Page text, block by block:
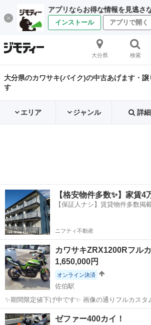
アプリならお得な情報を見逃さ
インストール アプリで開く
大分県 検索
大分県のカワサキ(バイク)の中古あげます・譲
す
エリア ジャンル 詳細
【格安物件多数✨】家賃4
【保証人ナシ】賃貸物件多数掲
ニフティ不動産
カワサキZRX1200Rフル
1,650,000円
オンライン決済
佐伯駅
✨期間限定値下げ中です✨ 画像の通りフルカスタ
にしました 年式相応の小キズは有りますが、非
す。お問い合わせお待ちしております！
大分 佐伯市 カワサキ
ゼファー400カイ！